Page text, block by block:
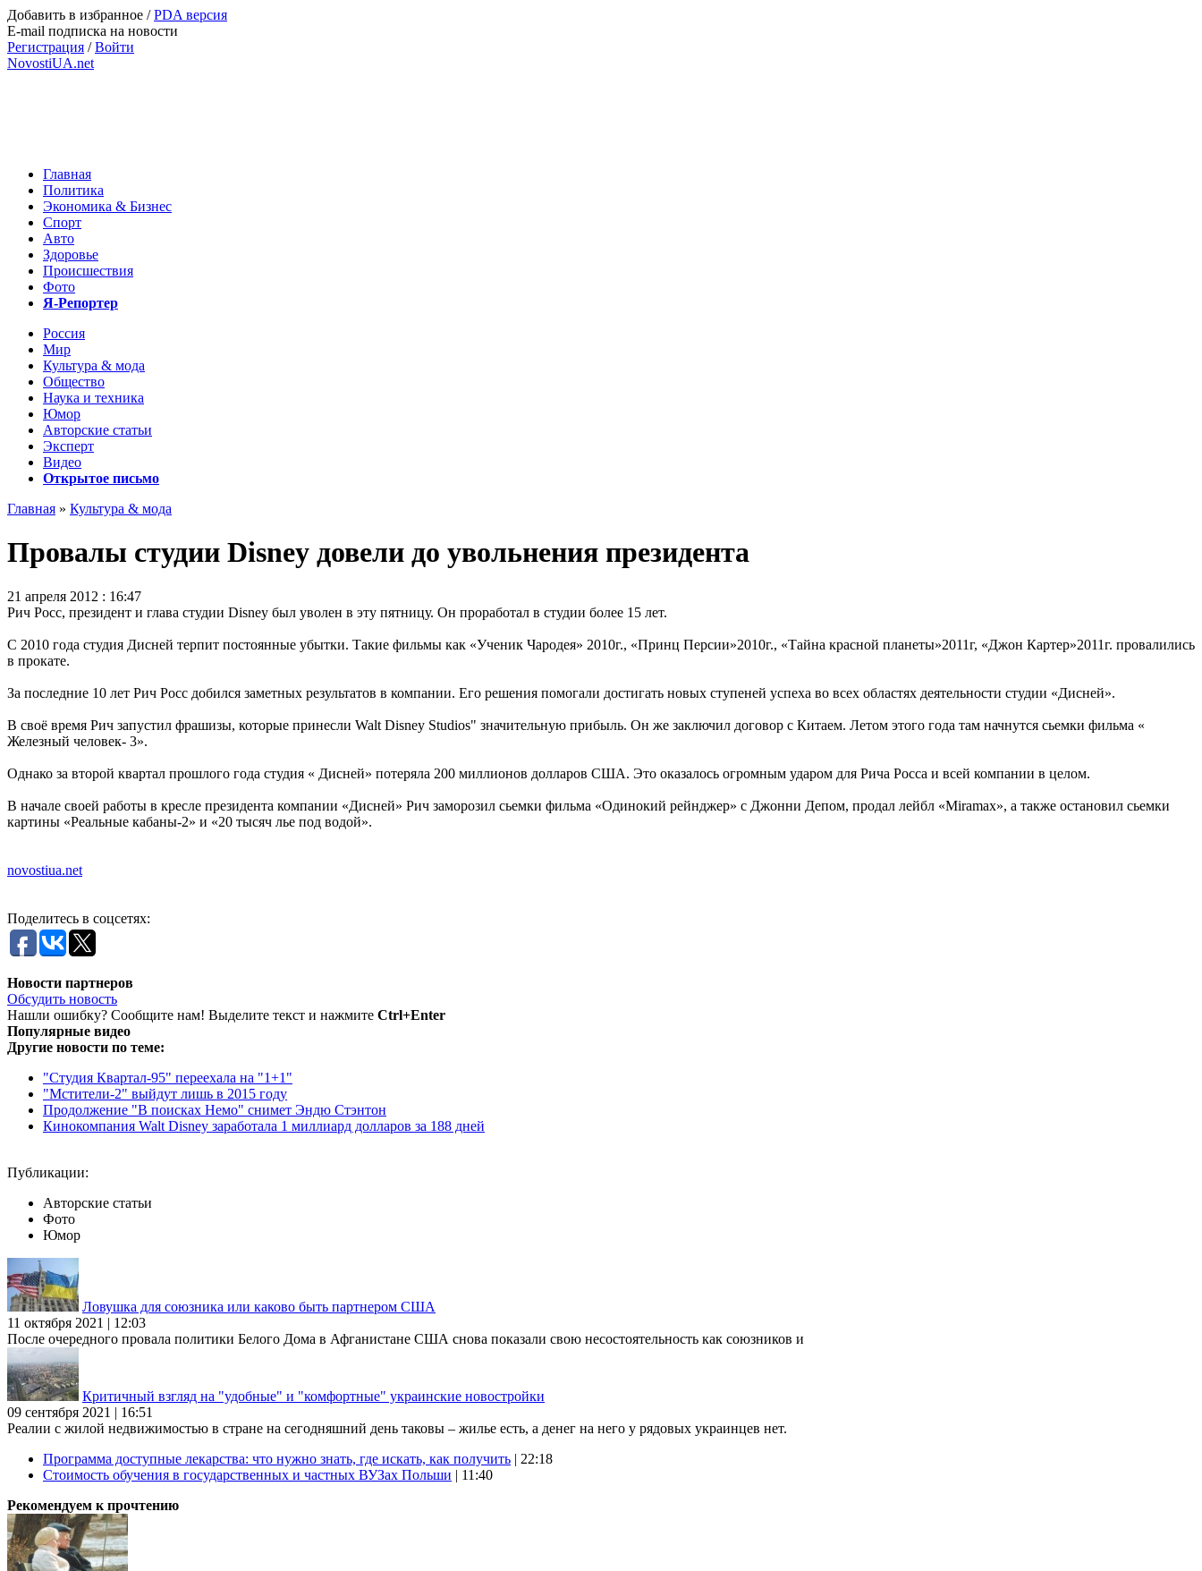
Добавить в избранное /PDA версия
E-mail подписка на новости
Регистрация /Войти
NovostiUA.net
Главная
Политика
Экономика & Бизнес
Спорт
Авто
Здоровье
Происшествия
Фото
Я-Репортер
Россия
Мир
Культура & мода
Общество
Наука и техника
Юмор
Авторские статьи
Эксперт
Видео
Открытое письмо
Главная » Культура & мода
Провалы студии Disney довели до увольнения президента
21 апреля 2012 : 16:47
Рич Росс, президент и глава студии Disney был уволен в эту пятницу. Он проработал в студии более 15 лет.
С 2010 года студия Дисней терпит постоянные убытки. Такие фильмы как «Ученик Чародея» 2010г., «Принц Персии»2010г., «Тайна красной планеты»2011г, «Джон Картер»2011г. провалились
в прокате.
За последние 10 лет Рич Росс добился заметных результатов в компании. Его решения помогали достигать новых ступеней успеха во всех областях деятельности студии «Дисней».
В своё время Рич запустил фрашизы, которые принесли Walt Disney Studios" значительную прибыль. Он же заключил договор с Китаем. Летом этого года там начнутся сьемки фильма «
Железный человек- 3».
Однако за второй квартал прошлого года студия « Дисней» потеряла 200 миллионов долларов США. Это оказалось огромным ударом для Рича Росса и всей компании в целом.
В начале своей работы в кресле президента компании «Дисней» Рич заморозил сьемки фильма «Одинокий рейнджер» с Джонни Депом, продал лейбл «Miramax», а также остановил сьемки
картины «Реальные кабаны-2» и «20 тысяч лье под водой».
novostiua.net
Поделитесь в соцсетях:
Новости партнеров
Обсудить новость
Нашли ошибку? Сообщите нам! Выделите текст и нажмите Ctrl+Enter
Популярные видео
Другие новости по теме:
"Студия Квартал-95" переехала на "1+1"
"Мстители-2" выйдут лишь в 2015 году
Продолжение "В поисках Немо" снимет Эндю Стэнтон
Кинокомпания Walt Disney заработала 1 миллиард долларов за 188 дней
Публикации:
Авторские статьи
Фото
Юмор
Ловушка для союзника или каково быть партнером США
11 октября 2021 | 12:03
После очередного провала политики Белого Дома в Афганистане США снова показали свою несостоятельность как союзников и
Критичный взгляд на "удобные" и "комфортные" украинские новостройки
09 сентября 2021 | 16:51
Реалии с жилой недвижимостью в стране на сегодняшний день таковы – жилье есть, а денег на него у рядовых украинцев нет.
Программа доступные лекарства: что нужно знать, где искать, как получить | 22:18
Стоимость обучения в государственных и частных ВУЗах Польши | 11:40
Рекомендуем к прочтению